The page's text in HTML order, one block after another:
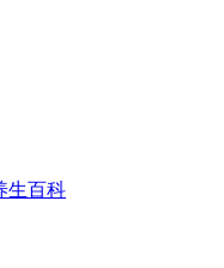
生百科